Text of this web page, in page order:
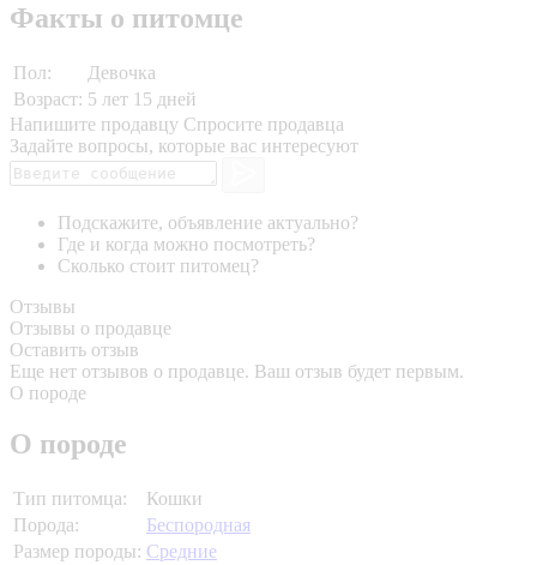
Факты о питомце
Пол:
Девочка
Возраст: 5 лет 15 дней
Напишите продавцу Спросите продавца
Задайте вопросы, которые вас интересуют
Подскажите, объявление актуально?
Где и когда можно посмотреть?
Сколько стоит питомец?
Отзывы
Отзывы о продавце
Оставить отзыв
Еще нет отзывов о продавце. Ваш отзыв будет первым.
О породе
О породе
Тип питомца:
Кошки
Порода:
Беспородная
Размер породы: Средние